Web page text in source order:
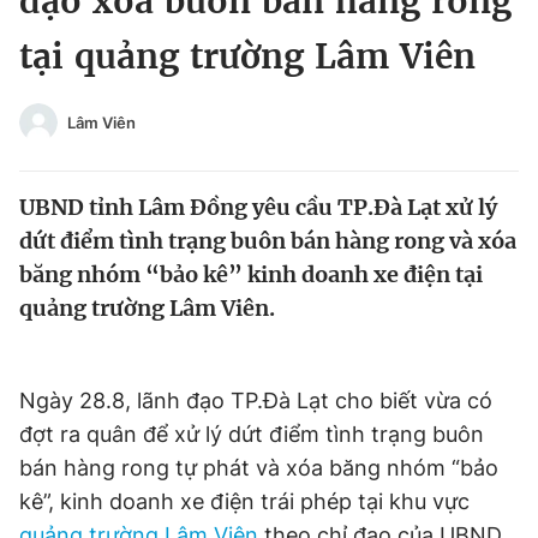
Chào ngày mới Tin 24h
Video Magazine
Sản phẩm khác
Thông tin tòa soạn Liên hệ quảng cáo
Tin đã xem
Đăng xuất
tại quảng trường Lâm Viên
Lâm Viên
UBND tỉnh Lâm Đồng yêu cầu TP.Đà Lạt xử lý
dứt điểm tình trạng buôn bán hàng rong và xóa
băng nhóm “bảo kê” kinh doanh xe điện tại
quảng trường Lâm Viên.
Ngày 28.8, lãnh đạo TP.Đà Lạt cho biết vừa có
đợt ra quân để xử lý dứt điểm tình trạng buôn
bán hàng rong tự phát và xóa băng nhóm “bảo
kê”, kinh doanh xe điện trái phép tại khu vực